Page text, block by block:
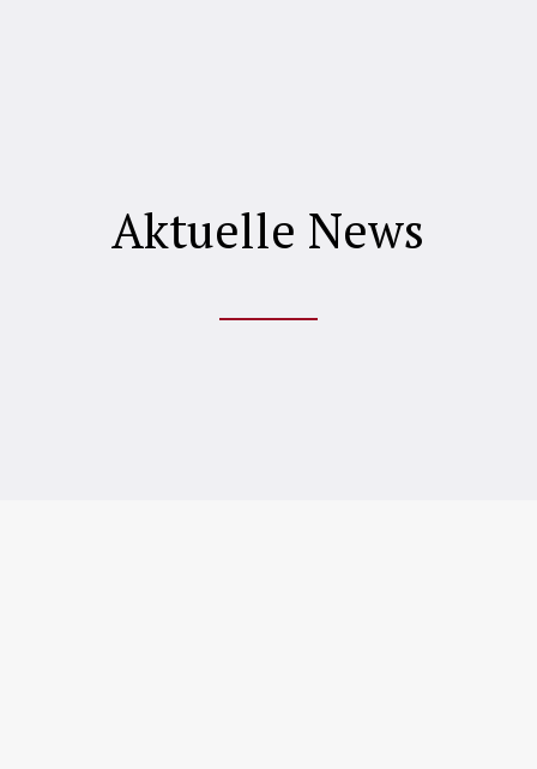
Aktuelle News